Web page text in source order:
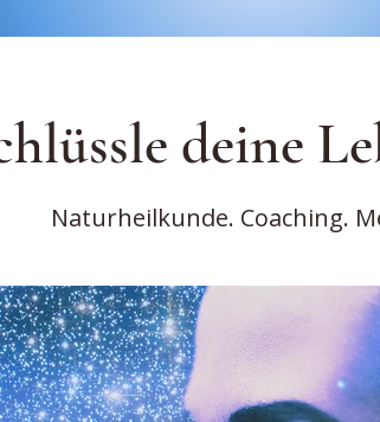
deine
Naturheilkunde. Coaching.